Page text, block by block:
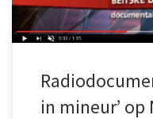
in mineur’ op